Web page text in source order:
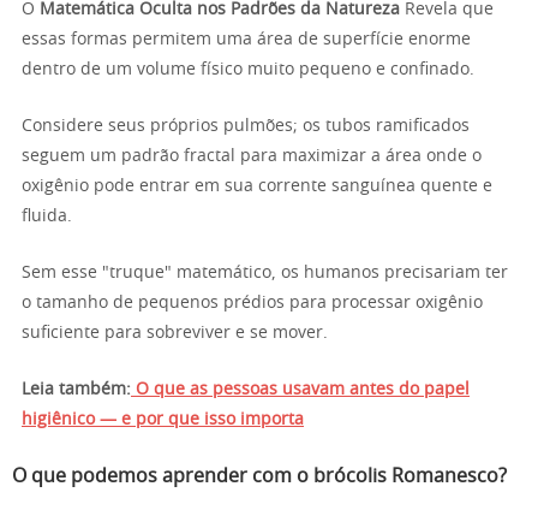
O Matemática Oculta nos Padrões da Natureza Revela que
essas formas permitem uma área de superfície enorme
dentro de um volume físico muito pequeno e confinado.
Considere seus próprios pulmões; os tubos ramificados
seguem um padrão fractal para maximizar a área onde o
oxigênio pode entrar em sua corrente sanguínea quente e
fluida.
Sem esse "truque" matemático, os humanos precisariam ter
o tamanho de pequenos prédios para processar oxigênio
suficiente para sobreviver e se mover.
Leia também: O que as pessoas usavam antes do papel
higiênico — e por que isso importa
O que podemos aprender com o brócolis Romanesco?